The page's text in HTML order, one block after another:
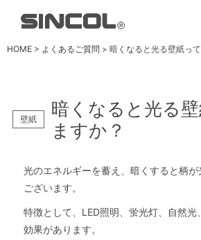
HOME > よくあるご質問 > 暗くなると光る壁紙っ
壁紙
暗くなると光る
ますか？
光のエネルギーを蓄え、暗くすると柄
ございます。
特徴として、LED照明、蛍光灯、自然光
効果があります。